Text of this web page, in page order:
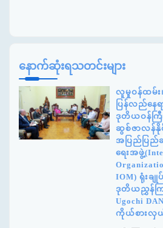
နောက်ဆုံးရသတင်းများ
လူမှုဝန်ထမ်
ပြန်လည်နေရ
ဒုတိယဝန်ကြီ
ဆွစ်ဇာလန်နို
အပြည်ပြည်
ရေးအဖွဲ့
IOM) ရုံးချု
ဒုတိယညွှန်ကြာ
Ugochi
ကိုယ်စားလှ